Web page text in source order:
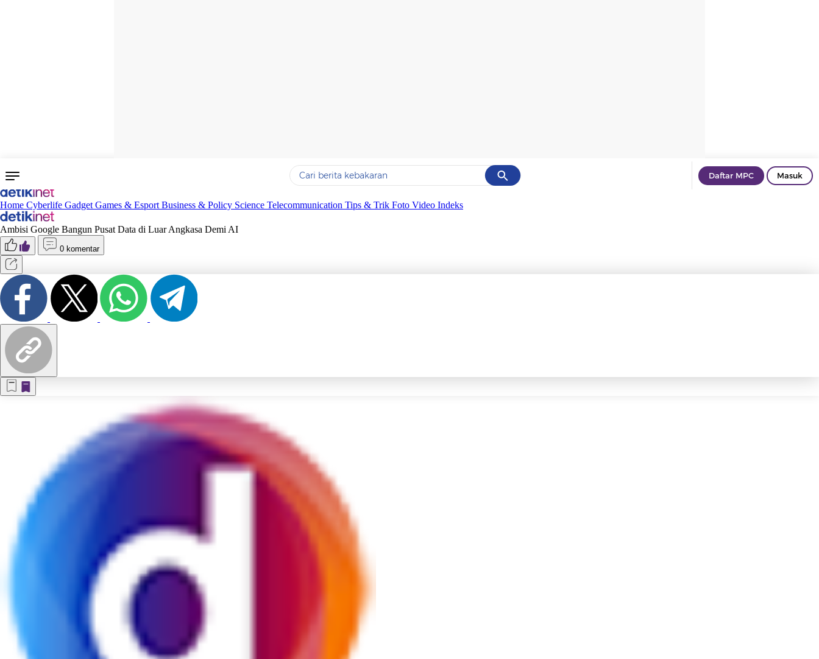
Cancel
Yang sedang ramai dicari
Terakhir yang dicari
Daftar MPC Masuk
Home Cyberlife Gadget Games & Esport Business & Policy Science Telecommunication Tips & Trik Foto Video Indeks
Ambisi Google Bangun Pusat Data di Luar Angkasa Demi AI
0 komentar